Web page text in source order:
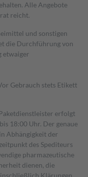
Alle Angebote
reicht.
und sonstigen
die Durchführung von
etwaiger
Gebrauch stets Etikett
erfolgt
18:00 Uhr. Der genaue
Abhängigkeit der
des Spediteurs
pharmazeutische
dienen, die
Klärungen